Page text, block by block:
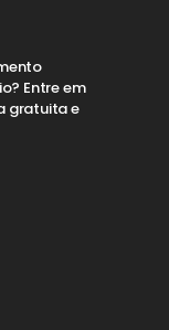
Entre em
gratuita e